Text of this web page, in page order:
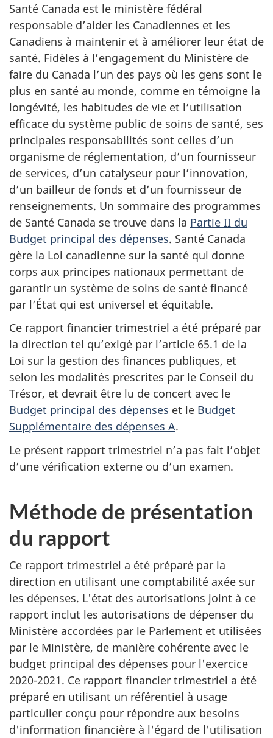
Santé Canada est le ministère fédéral
responsable d’aider les Canadiennes et les
Canadiens à maintenir et à améliorer leur état de
santé. Fidèles à l’engagement du Ministère de
faire du Canada l’un des pays où les gens sont le
plus en santé au monde, comme en témoigne la
longévité, les habitudes de vie et l’utilisation
efficace du système public de soins de santé, ses
principales responsabilités sont celles d’un
organisme de réglementation, d’un fournisseur
de services, d’un catalyseur pour l’innovation,
d’un bailleur de fonds et d’un fournisseur de
renseignements. Un sommaire des programmes
de Santé Canada se trouve dans la Partie II du
Budget principal des dépenses. Santé Canada
gère la Loi canadienne sur la santé qui donne
corps aux principes nationaux permettant de
garantir un système de soins de santé financé
par l’État qui est universel et équitable.
Ce rapport financier trimestriel a été préparé par
la direction tel qu’exigé par l’article 65.1 de la
Loi sur la gestion des finances publiques, et
selon les modalités prescrites par le Conseil du
Trésor, et devrait être lu de concert avec le
Budget principal des dépenses et le Budget
Supplémentaire des dépenses A.
Le présent rapport trimestriel n’a pas fait l’objet
d’une vérification externe ou d’un examen.
Méthode de présentation
du rapport
Ce rapport trimestriel a été préparé par la
direction en utilisant une comptabilité axée sur
les dépenses. L'état des autorisations joint à ce
rapport inclut les autorisations de dépenser du
Ministère accordées par le Parlement et utilisées
par le Ministère, de manière cohérente avec le
budget principal des dépenses pour l'exercice
2020-2021. Ce rapport financier trimestriel a été
préparé en utilisant un référentiel à usage
particulier conçu pour répondre aux besoins
d'information financière à l'égard de l'utilisation